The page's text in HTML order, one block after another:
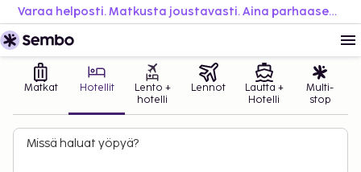
Varaa helposti. Matkusta joustavasti. Aina parhaaseen hintaan.
Matkat Hotellit
Lento +
hotelli
Lennot
Lautta +
Hotelli
Multi-
stop
Missä haluat yöpyä?